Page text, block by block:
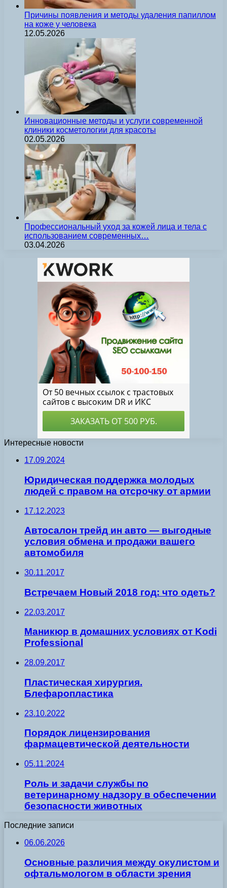
Причины появления и методы удаления папиллом
на коже у человека
12.05.2026
Инновационные методы и услуги современной
клиники косметологии для красоты
02.05.2026
Профессиональный уход за кожей лица и тела с
использованием современных…
03.04.2026
Интересные новости
17.09.2024
Юридическая поддержка молодых
людей с правом на отсрочку от армии
17.12.2023
Автосалон трейд ин авто — выгодные
условия обмена и продажи вашего
автомобиля
30.11.2017
Встречаем Новый 2018 год: что одеть?
22.03.2017
Маникюр в домашних условиях от Kodi
Professional
28.09.2017
Пластическая хирургия.
Блефаропластика
23.10.2022
Порядок лицензирования
фармацевтической деятельности
05.11.2024
Роль и задачи службы по
ветеринарному надзору в обеспечении
безопасности животных
Последние записи
06.06.2026
Основные различия между окулистом и
офтальмологом в области зрения